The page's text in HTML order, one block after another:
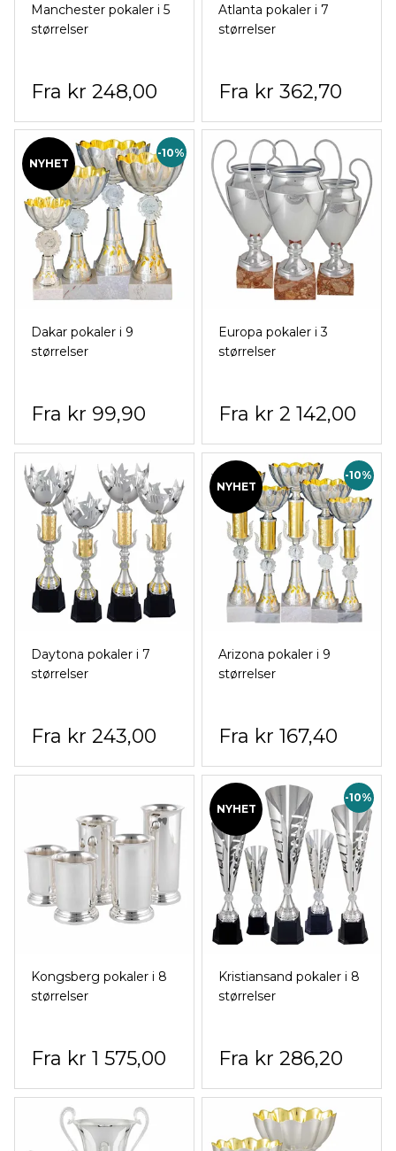
Manchester pokaler i 5
størrelser
kr 248,00
Atlanta pokaler i 7
størrelser
kr 362,70
NYHET
Dakar pokaler i 9
størrelser
-10%
kr 99,90
Europa pokaler i 3
størrelser
kr 2 142,00
Daytona pokaler i 7
størrelser
kr 243,00
NYHET
Arizona pokaler i 9
størrelser
-10%
kr 167,40
Kongsberg pokaler i 8
størrelser
kr 1 575,00
NYHET
Kristiansand pokaler i 8
størrelser
-10%
kr 286,20